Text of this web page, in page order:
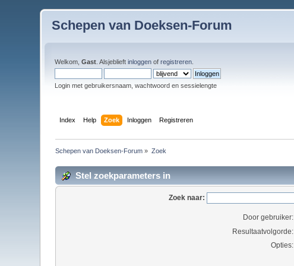
Schepen van Doeksen-Forum
Welkom,Gast . Alsjeblieftinloggen ofregistreren
Login met gebruikersnaam, wachtwoord en sessielengte
Index Help Zoek Inloggen Registreren
Schepen van Doeksen-Forum » Zoek
Stel zoekparameters in
Zoek naar:
Door gebruiker:
Resultaatvolgorde:
Opties: